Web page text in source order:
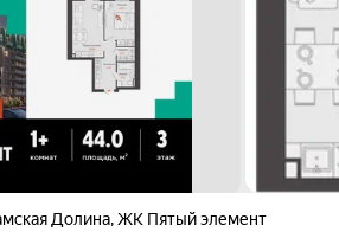
Долина,ЖК Пятый элемент